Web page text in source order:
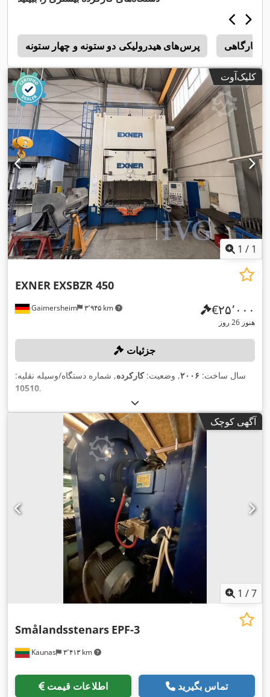
پرس‌های هیدرولیکی دو ستونه و چهار ستونه کارگاهی
کلیک‌آوت
1 / 1
Gaimersheim ۳٬۹۴۵ km
EXNER EXSBZR 450
‎€۲۵٬۰۰۰
هنوز 26 روز
جزئیات
سال ساخت: ۲۰۰۶, وضعیت:کارکرده, شماره دستگاه/وسیله نقلیه:
10510,
آگهی کوچک
1 /7
Kaunas ۳٬۴۱۳ km
Smålandsstenars EPF-3
اطلاعات قیمت تماس بگیرید